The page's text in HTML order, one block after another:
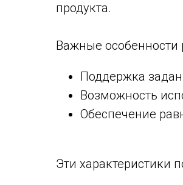
продукта.
Важные особенности
Поддержка
Возможность
Обеспечение
Эти